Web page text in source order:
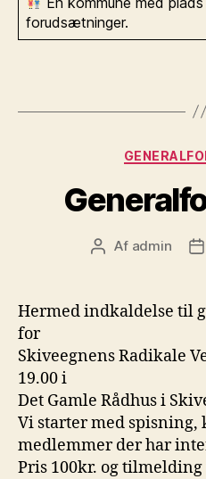
forudsætninger.
Indlægsforfatter
Af admin
Hermed indkaldelse til
for
Skiveegnens Radikale
19.00 i
Det Gamle Rådhus i
Vi starter med spisning,
medlemmer der har
Pris 100kr. og